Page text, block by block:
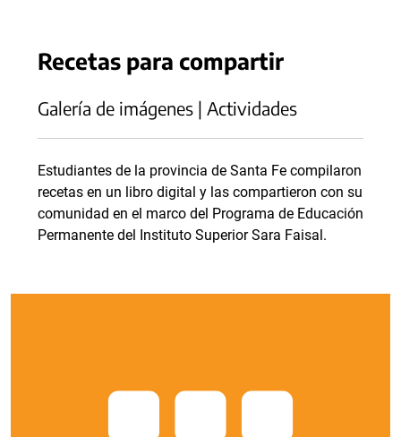
Recetas para compartir
Galería de imágenes | Actividades
Estudiantes de la provincia de Santa Fe compilaron
recetas en un libro digital y las compartieron con su
comunidad en el marco del Programa de Educación
Permanente del Instituto Superior Sara Faisal.